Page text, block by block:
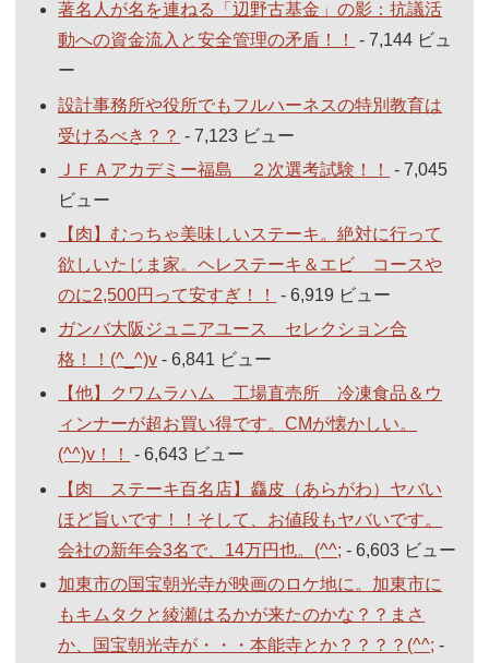
著名人が名を連ねる「辺野古基金」の影：抗議活
動への資金流入と安全管理の矛盾！！
- 7,144 ビュ
ー
設計事務所や役所でもフルハーネスの特別教育は
受けるべき？？ - 7,123 ビュー
ＪＦＡアカデミー福島 ２次選考試験！！
- 7,045
ビュー
【肉】むっちゃ美味しいステーキ。絶対に行って
欲しいたじま家。ヘレステーキ＆エビ コースや
のに2,500円って安すぎ！！
- 6,919 ビュー
ガンバ大阪ジュニアユース セレクション合
格！！(^_^)v - 6,841 ビュー
【他】クワムラハム 工場直売所 冷凍食品＆ウ
ィンナーが超お買い得です。CMが懐かしい。
(^^)v！！
- 6,643 ビュー
【肉 ステーキ百名店】麤皮（あらがわ）ヤバい
ほど旨いです！！そして、お値段もヤバいです。
会社の新年会3名で、14万円也。(^^; - 6,603 ビュー
加東市の国宝朝光寺が映画のロケ地に。加東市に
もキムタクと綾瀬はるかが来たのかな？？まさ
か、国宝朝光寺が・・・本能寺とか？？？？(^^; -